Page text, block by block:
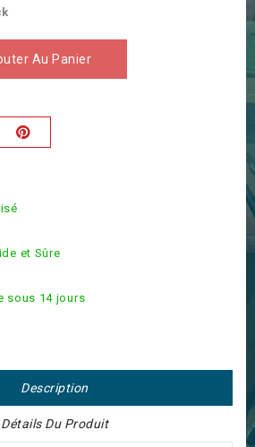
Au Panier
et Sûre
sous 14 jours
Description
Détails Du Produit